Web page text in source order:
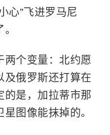
心”飞进罗马尼
两个变量：北约愿
及俄罗斯还打算在
的是，加拉蒂市那
图像能抹掉的。